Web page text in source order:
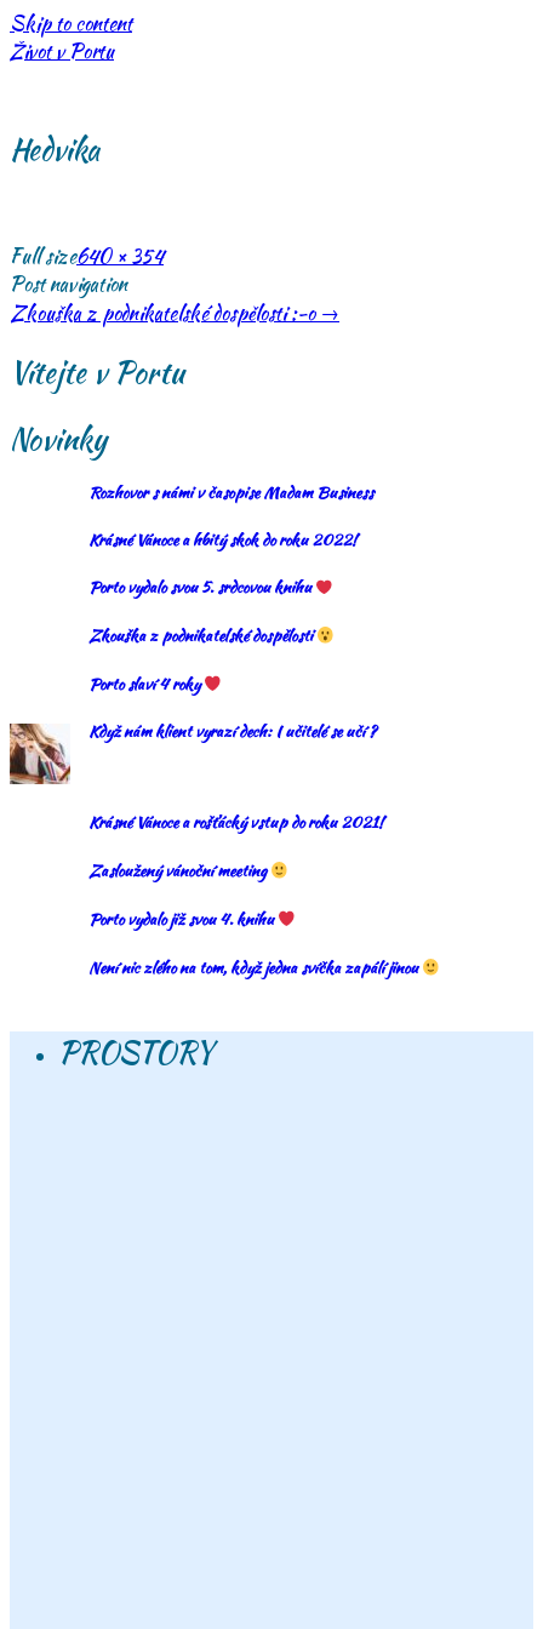
Skip to content
Život v Portu
Hedvika
Full size640 × 354
Post navigation
Zkouška z podnikatelské dospělosti :-o →
Vítejte v Portu
Novinky
Rozhovor s námi v časopise Madam Business
Krásné Vánoce a hbitý skok do roku 2022!
Porto vydalo svou 5. srdcovou knihu
Zkouška z podnikatelské dospělosti
Porto slaví 4 roky
Když nám klient vyrazí dech: I učitelé se učí ?
Krásné Vánoce a rošťácký vstup do roku 2021!
Zasloužený vánoční meeting
Porto vydalo již svou 4. knihu
Není nic zlého na tom, když jedna svíčka zapálí jinou
PROSTORY